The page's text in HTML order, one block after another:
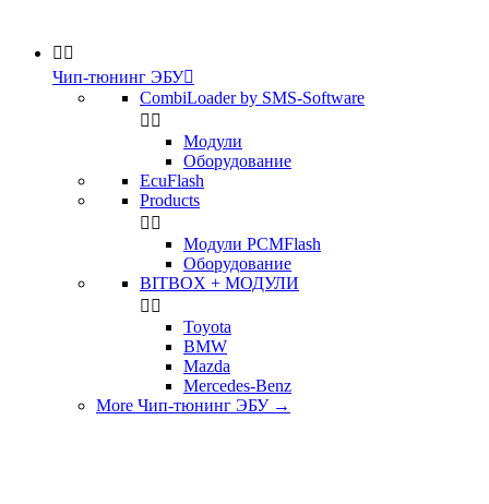
 
Чип-тюнинг ЭБУ
CombiLoader by SMS-Software
 
Модули
Оборудование
EcuFlash
Products
 
Модули PCMFlash
Оборудование
BITBOX + МОДУЛИ
 
Toyota
BMW
Mazda
Mercedes-Benz
More Чип-тюнинг ЭБУ →